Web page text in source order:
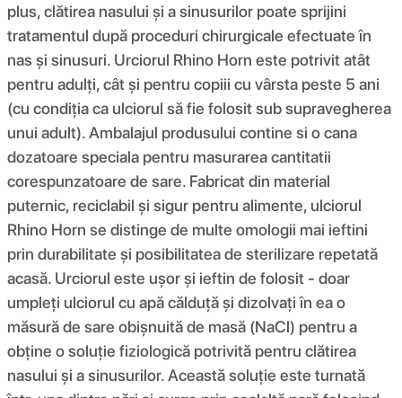
plus, clătirea nasului și a sinusurilor poate sprijini
tratamentul după proceduri chirurgicale efectuate în
nas și sinusuri. Urciorul Rhino Horn este potrivit atât
pentru adulți, cât și pentru copiii cu vârsta peste 5 ani
(cu condiția ca ulciorul să fie folosit sub supravegherea
unui adult). Ambalajul produsului contine si o cana
dozatoare speciala pentru masurarea cantitatii
corespunzatoare de sare. Fabricat din material
puternic, reciclabil și sigur pentru alimente, ulciorul
Rhino Horn se distinge de multe omologii mai ieftini
prin durabilitate și posibilitatea de sterilizare repetată
acasă. Urciorul este ușor și ieftin de folosit - doar
umpleți ulciorul cu apă călduță și dizolvați în ea o
măsură de sare obișnuită de masă (NaCl) pentru a
obține o soluție fiziologică potrivită pentru clătirea
nasului și a sinusurilor. Această soluție este turnată